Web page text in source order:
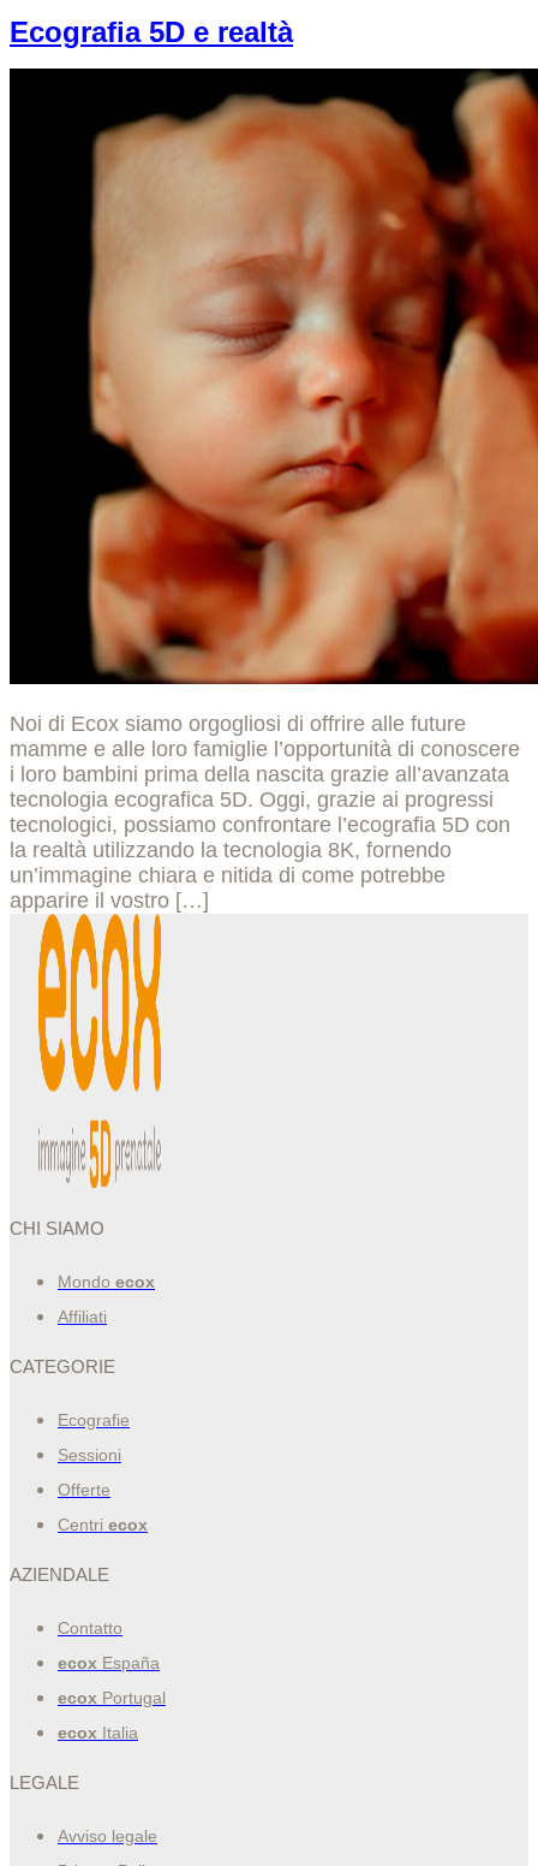
Ecografia 5D e realtà
Noi di Ecox siamo orgogliosi di offrire alle future
mamme e alle loro famiglie l’opportunità di conoscere
i loro bambini prima della nascita grazie all’avanzata
tecnologia ecografica 5D. Oggi, grazie ai progressi
tecnologici, possiamo confrontare l’ecografia 5D con
la realtà utilizzando la tecnologia 8K, fornendo
un’immagine chiara e nitida di come potrebbe
apparire il vostro […]
CHI SIAMO
Mondo ecox
Affiliati
CATEGORIE
Ecografie
Sessioni
Offerte
Centri ecox
AZIENDALE
Contatto
ecox España
ecox Portugal
ecox Italia
LEGALE
Avviso legale